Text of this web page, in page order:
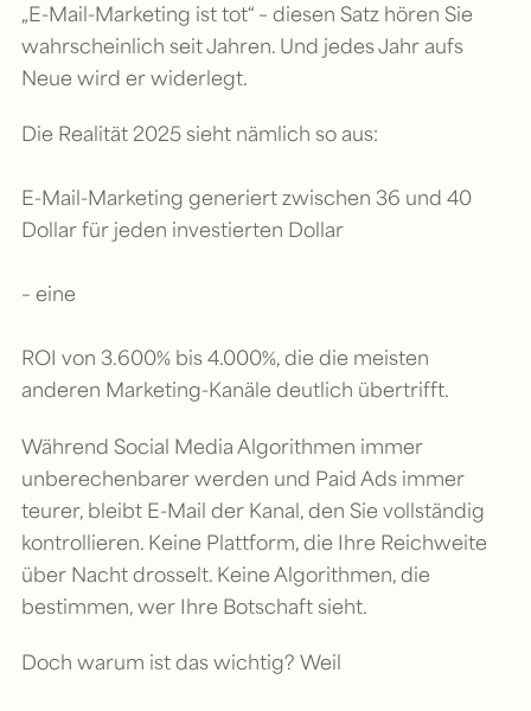
„E-Mail-Marketing ist tot“ – diesen Satz hören Sie
wahrscheinlich seit Jahren. Und jedes Jahr aufs
Neue wird er widerlegt.
Die Realität 2025 sieht nämlich so aus:
E-Mail-Marketing generiert zwischen 36 und 40
Dollar für jeden investierten Dollar
– eine
ROI von 3.600% bis 4.000%, die die meisten
anderen Marketing-Kanäle deutlich übertrifft.
Während Social Media Algorithmen immer
unberechenbarer werden und Paid Ads immer
teurer, bleibt E-Mail der Kanal, den Sie vollständig
kontrollieren. Keine Plattform, die Ihre Reichweite
über Nacht drosselt. Keine Algorithmen, die
bestimmen, wer Ihre Botschaft sieht.
Doch warum ist das wichtig? Weil